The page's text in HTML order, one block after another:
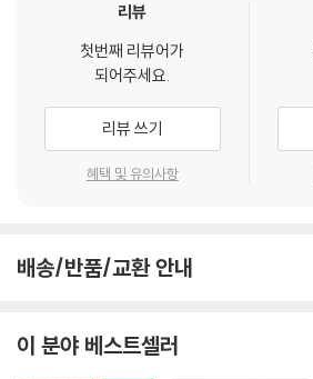
리뷰
첫번째 리뷰어가
되어주세요.
리뷰 쓰기
혜택 및 유의사항
배송/반품/교환 안내
이 분야 베스트셀러